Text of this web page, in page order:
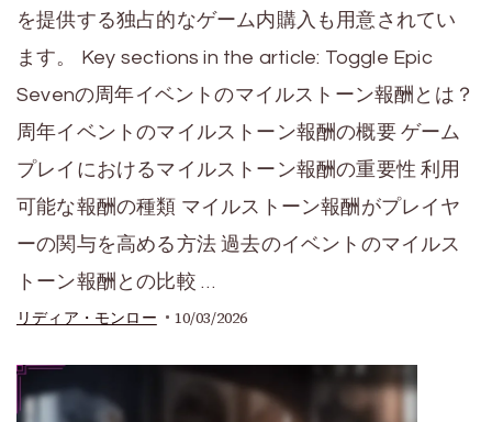
を提供する独占的なゲーム内購入も用意されてい
ます。 Key sections in the article: Toggle Epic
Sevenの周年イベントのマイルストーン報酬とは？
周年イベントのマイルストーン報酬の概要 ゲーム
プレイにおけるマイルストーン報酬の重要性 利用
可能な報酬の種類 マイルストーン報酬がプレイヤ
ーの関与を高める方法 過去のイベントのマイルス
トーン報酬との比較 …
リディア・モンロー 10/03/2026